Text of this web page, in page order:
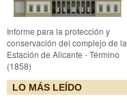
Informe para la protección y
conservación del complejo de la
Estación de Alicante - Término
(1858)
LO MÁS LEÍDO